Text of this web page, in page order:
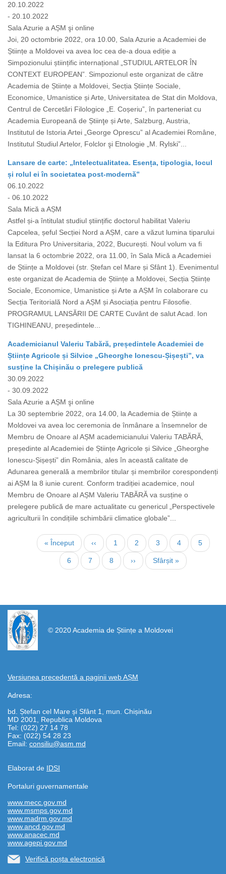
20.10.2022
- 20.10.2022
Sala Azurie a AȘM şi online
Joi, 20 octombrie 2022, ora 10.00, Sala Azurie a Academiei de
Științe a Moldovei va avea loc cea de-a doua ediție a
Simpozionului științific internațional „STUDIUL ARTELOR ÎN
CONTEXT EUROPEAN”. Simpozionul este organizat de către
Academia de Științe a Moldovei, Secția Științe Sociale,
Economice, Umanistice și Arte, Universitatea de Stat din Moldova,
Centrul de Cercetări Filologice „E. Coșeriu”, în parteneriat cu
Academia Europeană de Știinţe și Arte, Salzburg, Austria,
Institutul de Istoria Artei „George Oprescu” al Academiei Române,
Institutul Studiul Artelor, Folclor şi Etnologie „M. Rylski”...
Lansare de carte: „Intelectualitatea. Esența, tipologia, locul
și rolul ei în societatea post-modernă”
06.10.2022
- 06.10.2022
Sala Mică a AȘM
Astfel și-a întitulat studiul științific doctorul habilitat Valeriu
Capcelea, șeful Secției Nord a AȘM, care a văzut lumina tiparului
la Editura Pro Universitaria, 2022, București. Noul volum va fi
lansat la 6 octombrie 2022, ora 11.00, în Sala Mică a Academiei
de Științe a Moldovei (str. Ștefan cel Mare și Sfânt 1). Evenimentul
este organizat de Academia de Științe a Moldovei, Secția Științe
Sociale, Economice, Umanistice și Arte a AȘM în colaborare cu
Secția Teritorială Nord a AȘM și Asociația pentru Filosofie.
PROGRAMUL LANSĂRII DE CARTE Cuvânt de salut Acad. Ion
TIGHINEANU, președintele...
Academicianul Valeriu Tabără, președintele Academiei de
Științe Agricole și Silvice „Gheorghe Ionescu-Șișești”, va
susține la Chișinău o prelegere publică
30.09.2022
- 30.09.2022
Sala Azurie a AȘM şi online
La 30 septembrie 2022, ora 14.00, la Academia de Științe a
Moldovei va avea loc ceremonia de înmânare a însemnelor de
Membru de Onoare al AȘM academicianului Valeriu TABĂRĂ,
președinte al Academiei de Științe Agricole și Silvice „Gheorghe
Ionescu-Șișești” din România, ales în această calitate de
Adunarea generală a membrilor titular și membrilor corespondenți
ai AȘM la 8 iunie curent. Conform tradiției academice, noul
Membru de Onoare al AȘM Valeriu TABĂRĂ va susține o
prelegere publică de mare actualitate cu genericul „Perspectivele
agriculturii în condițiile schimbării climatice globale”...
Prima
pagină
« Început
Pagina
anterioară
‹‹ Page
1 Page
2 Page
3
Pagina
curentă
4 Page
5
Page
6 Page
7 Page
8
Pagina
următoare
››
Ultima
pagină
Sfârșit »
© 2020 Academia de Științe a Moldovei
Versiunea precedentă a paginii web AȘM
Adresa:
bd. Ștefan cel Mare și Sfânt 1, mun. Chișinău
MD 2001, Republica Moldova
Tel: (022) 27 14 78
Fax: (022) 54 28 23
Email: consiliu@asm.md
Elaborat de IDSI
https://propletenie.ru/
Portaluri guvernamentale
www.mecc.gov.md
www.msmps.gov.md
www.madrm.gov.md
www.ancd.gov.md
www.anacec.md
www.agepi.gov.md
Verifică poșta electronică